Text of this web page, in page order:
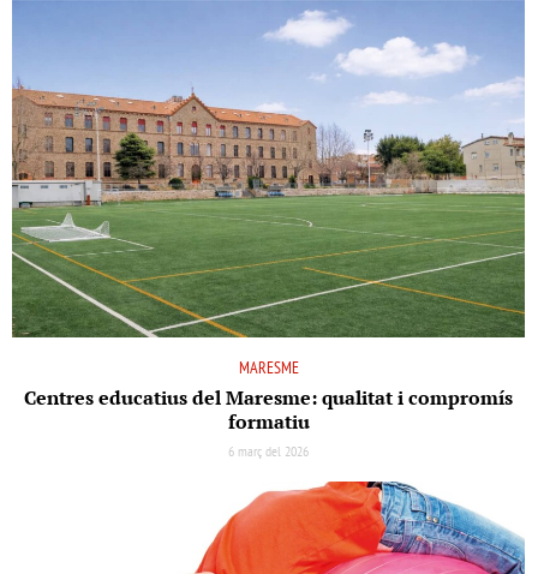
MARESME
Centres educatius del Maresme: qualitat i compromís
formatiu
6 març del 2026